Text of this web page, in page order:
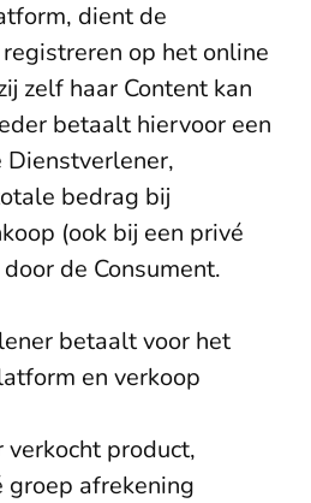
dient de
op het online
zelf haar Content kan
betaalt hiervoor een
Dienstverlener,
bedrag bij
(ook bij een privé
de Consument.
betaalt voor het
en verkoop
verkocht product,
afrekening